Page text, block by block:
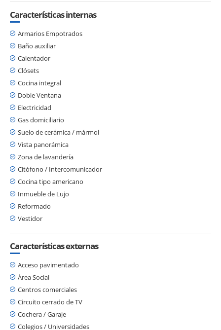
Características internas
Armarios Empotrados
Baño auxiliar
Calentador
Clósets
Cocina integral
Doble Ventana
Electricidad
Gas domiciliario
Suelo de cerámica / mármol
Vista panorámica
Zona de lavandería
Citófono / Intercomunicador
Cocina tipo americano
Inmueble de Lujo
Reformado
Vestidor
Características externas
Acceso pavimentado
Área Social
Centros comerciales
Circuito cerrado de TV
Cochera / Garaje
Colegios / Universidades